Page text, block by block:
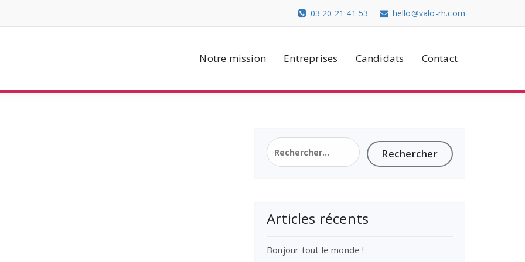
hello@valo-rh.com
03 20 21 41 53
Notre mission Entreprises Candidats Contact
Rechercher :
Articles récents
Bonjour tout le monde !